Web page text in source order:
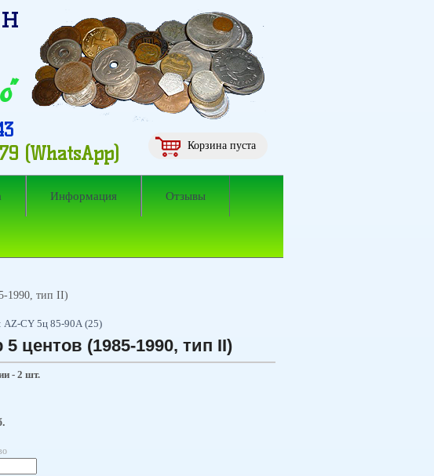
Корзина пуста
(WhatsApp)
Информация Отзывы
1990, тип II)
AZ-CY 5ц 85-90А (25)
5 центов (1985-1990, тип II)
- 2 шт.